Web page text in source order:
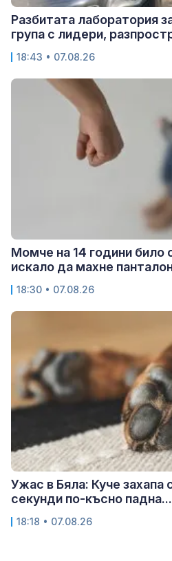
Разбитата лаборатория
група с лидери,
18:43 • 07.08.26
Момче на 14 години било
искало да махне
18:30 • 07.08.26
Ужас в Бяла: Куче захапа
секунди по-късно падна...
18:18 • 07.08.26